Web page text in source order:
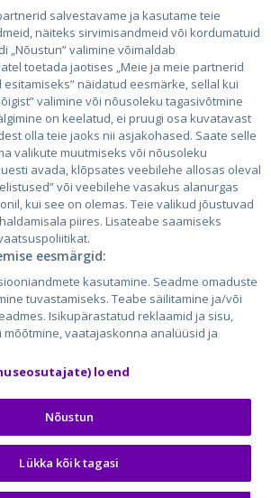
CVbankas.lt
Kainos.lt
Paslaugos.lt
auto24.ee
Osta.ee
KuldneBörs.ee
защищены.
salvestavame ja kasutame teie
näiteks sirvimisandmeid või kordumatuid
„Nõustun” valimine võimaldab
toetada jaotises „Meie ja meie partnerid
näidatud eesmärke, sellal kui
valimine või nõusoleku tagasivõtmine
on keelatud, ei pruugi osa kuvatavast
olla teie jaoks nii asjakohased. Saate selle
valikute muutmiseks või nõusoleku
avada, klõpsates veebilehe allosas oleval
või veebilehe vasakus alanurgas
kui see on olemas. Teie valikud jõustuvad
piires. Lisateabe saamiseks
eesmärgid:
kasutamine. Seadme omaduste
tuvastamiseks. Teabe säilitamine ja/või
Isikupärastatud reklaamid ja sisu,
mõõtmine, vaatajaskonna analüüsid ja
loend
Nõustun
Lükka kõik tagasi